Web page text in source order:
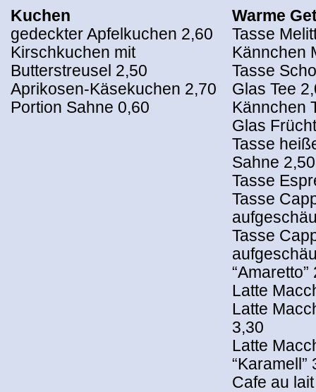
Kuchen
gedeckter Apfelkuchen 2,60
Kirschkuchen mit
Butterstreusel 2,50
Aprikosen-Käsekuchen 2,70
Portion Sahne 0,60
Warme
Tasse
Kännchen
Tasse
Glas Tee
Kännchen
Glas
Tasse
Sahne 2,50
Tasse
Tasse
Tasse
“Amaretto”
Latte
Latte
3,30
Latte
“Karamell”
Cafe au